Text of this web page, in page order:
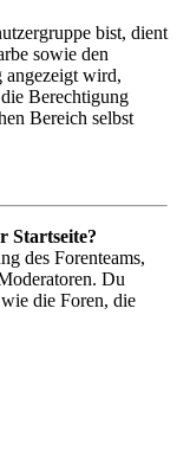
bist, dient
sowie den
angezeigt wird,
Berechtigung
Bereich selbst
Startseite?
des Forenteams,
Du
die Foren, die